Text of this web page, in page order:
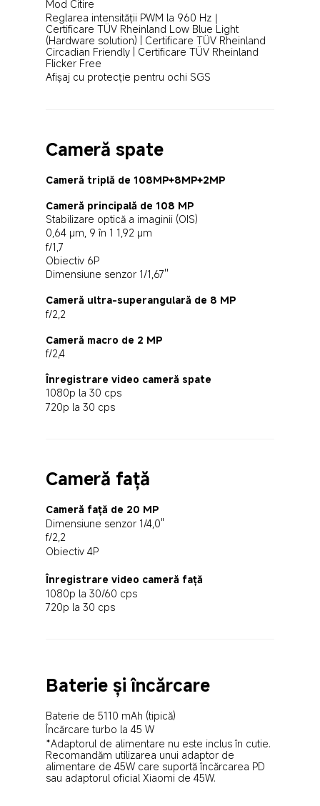
Mod Citire
Reglarea intensității PWM la 960 Hz｜
Certificare TÜV Rheinland Low Blue Light
(Hardware solution) | Certificare TÜV Rheinland
Circadian Friendly | Certificare TÜV Rheinland
Flicker Free
Afișaj cu protecție pentru ochi SGS
Cameră spate
Cameră triplă de 108MP+8MP+2MP
Cameră principală de 108 MP
Stabilizare optică a imaginii (OIS)
0,64 μm, 9 în 1 1,92 μm
f/1,7
Obiectiv 6P
Dimensiune senzor 1/1,67''
Cameră ultra-superangulară de 8 MP
f/2,2
Cameră macro de 2 MP
f/2,4
Înregistrare video cameră spate
1080p la 30 cps
720p la 30 cps
Cameră față
Cameră față de 20 MP
Dimensiune senzor 1/4,0"
f/2,2
Obiectiv 4P
Înregistrare video cameră față
1080p la 30/60 cps
720p la 30 cps
Baterie și încărcare
Baterie de 5110 mAh (tipică)
Încărcare turbo la 45 W
*Adaptorul de alimentare nu este inclus în cutie.
Recomandăm utilizarea unui adaptor de
alimentare de 45W care suportă încărcarea PD
sau adaptorul oficial Xiaomi de 45W.